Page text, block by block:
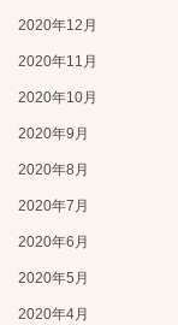
2020年12月
2020年11月
2020年10月
2020年9月
2020年8月
2020年7月
2020年6月
2020年5月
2020年4月